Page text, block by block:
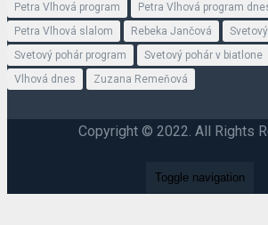
Petra Vlhová program
Petra Vlhová program
Petra Vlhová slalom
Rebeka Jančová
Svetový pohár program
Svetový pohár v biatlone
Vlhová dnes
Zuzana Remeňová
Copyright © 2022. All Rights
Toggle navigation